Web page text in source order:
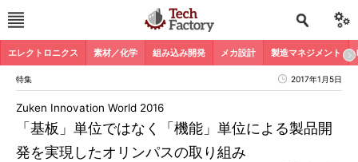
エレクトロニクス 素材／化学 組み込み開発 メカ設計 製造マネジメント
特集 2017年1月5日
「基板」単位ではなく「機能」単位による製品開
発を実現したオリンパスの取り組み
Zuken Innovation World 2016